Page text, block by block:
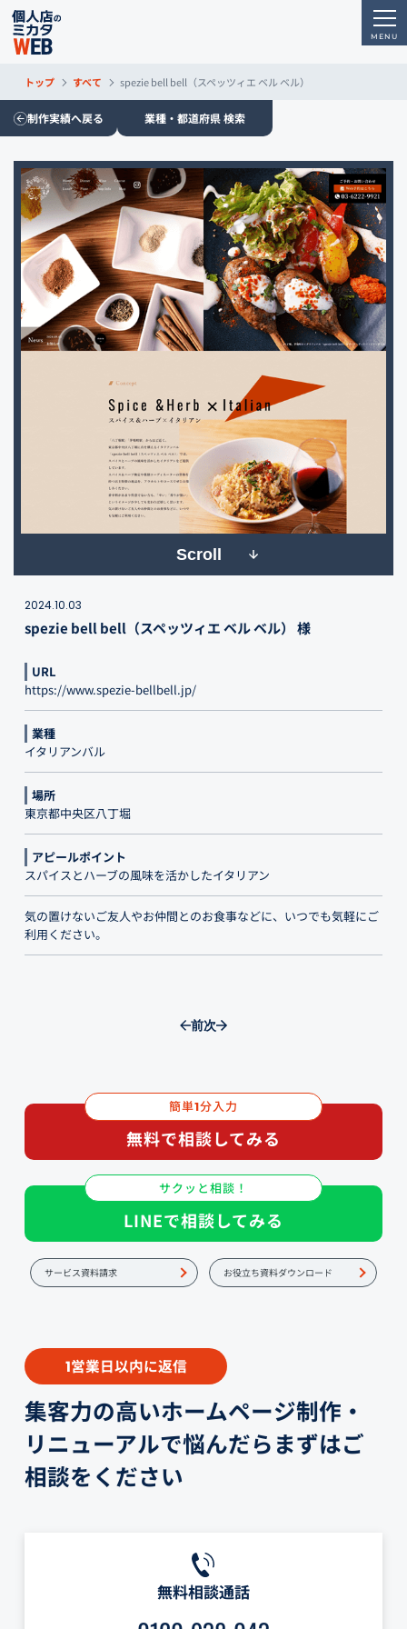
トップ すべて spezie bell bell（スペッツィエ ベル ベル）
制作実績へ戻る 業種・都道府県 検索
Scroll
2024.10.03
spezie bell bell（スペッツィエ ベル ベル） 様
URL
https://www.spezie-bellbell.jp/
業種
イタリアンバル
場所
東京都中央区八丁堀
アピールポイント
スパイスとハーブの風味を活かしたイタリアン
気の置けないご友人やお仲間とのお食事などに、いつでも気軽にご
利用ください。
前次
簡単1分入力
無料で相談してみる
サクッと相談！
LINEで相談してみる
サービス資料請求 お役立ち資料ダウンロード
1営業日以内に返信
集客力の高いホームページ制作・
リニューアルで悩んだらまずはご
相談をください
無料相談通話